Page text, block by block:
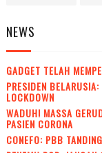
NEWS
GADGET TELAH
PRESIDEN
LOCKDOWN
WADUH! MASSA
PASIEN CORONA
CONEFO: PBB